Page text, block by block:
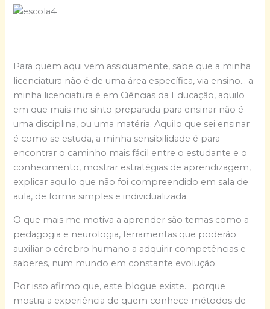
Para quem aqui vem assiduamente, sabe que a minha
licenciatura não é de uma área específica, via ensino… a
minha licenciatura é em Ciências da Educação, aquilo
em que mais me sinto preparada para ensinar não é
uma disciplina, ou uma matéria. Aquilo que sei ensinar
é como se estuda, a minha sensibilidade é para
encontrar o caminho mais fácil entre o estudante e o
conhecimento, mostrar estratégias de aprendizagem,
explicar aquilo que não foi compreendido em sala de
aula, de forma simples e individualizada.
O que mais me motiva a aprender são temas como a
pedagogia e neurologia, ferramentas que poderão
auxiliar o cérebro humano a adquirir competências e
saberes, num mundo em constante evolução.
Por isso afirmo que, este blogue existe… porque
mostra a experiência de quem conhece métodos de